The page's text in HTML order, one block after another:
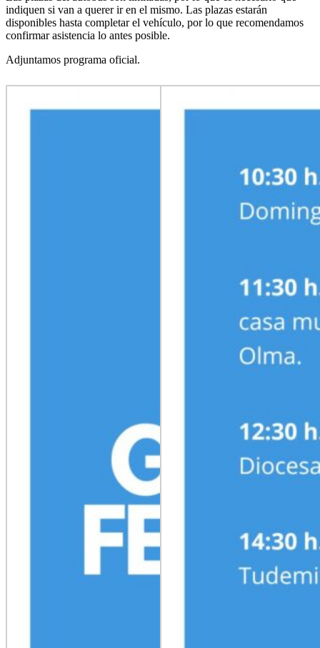
indiquen si van a querer ir en el mismo. Las plazas estarán
disponibles hasta completar el vehículo, por lo que recomendamos
confirmar asistencia lo antes posible.
Adjuntamos programa oficial.